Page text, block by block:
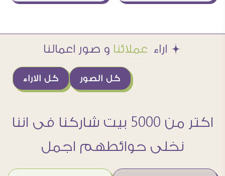
Æ اراء عملائنا و صور اعمالنا
كل الاراء كل الصور
اكتر من 5000 بيت شاركنا فى اننا
نخلى حوائطهم اجمل